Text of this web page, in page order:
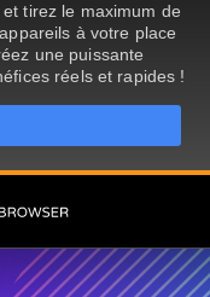
tirez le maximum de
à votre place
une puissante
réels et rapides !